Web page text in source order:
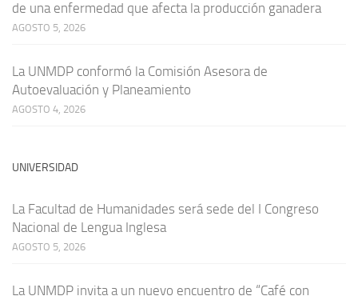
de una enfermedad que afecta la producción ganadera
AGOSTO 5, 2026
La UNMDP conformó la Comisión Asesora de
Autoevaluación y Planeamiento
AGOSTO 4, 2026
UNIVERSIDAD
La Facultad de Humanidades será sede del I Congreso
Nacional de Lengua Inglesa
AGOSTO 5, 2026
La UNMDP invita a un nuevo encuentro de “Café con